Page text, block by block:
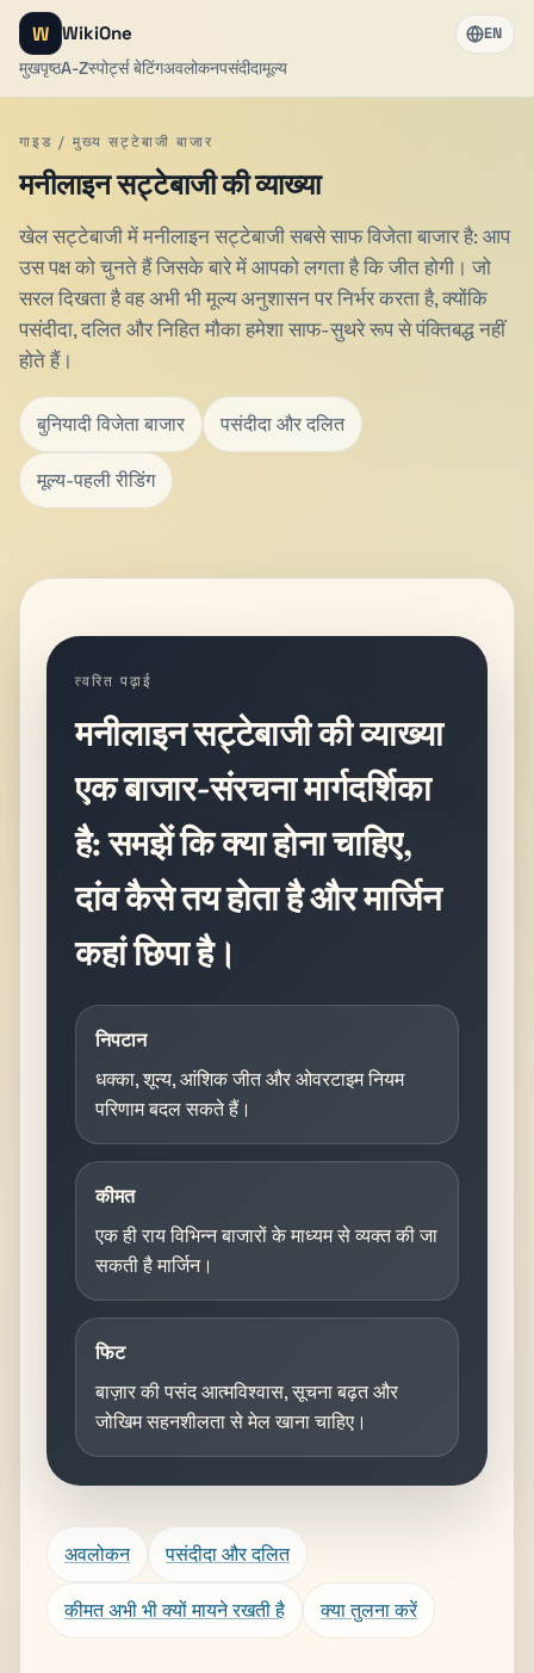
W WikiOne
मुखपृष्ठA-Zस्पोर्ट्स बेटिंगअवलोकनपसंदीदामूल्य
EN
गाइड / मुख्य सट्टेबाजी बाजार
मनीलाइन सट्टेबाजी की व्याख्या
खेल सट्टेबाजी में मनीलाइन सट्टेबाजी सबसे साफ विजेता बाजार है: आप
उस पक्ष को चुनते हैं जिसके बारे में आपको लगता है कि जीत होगी। जो
सरल दिखता है वह अभी भी मूल्य अनुशासन पर निर्भर करता है, क्योंकि
पसंदीदा, दलित और निहित मौका हमेशा साफ-सुथरे रूप से पंक्तिबद्ध नहीं
होते हैं।
बुनियादी विजेता बाजार पसंदीदा और दलित
मूल्य-पहली रीडिंग
त्वरित पढ़ाई
मनीलाइन सट्टेबाजी की व्याख्या
एक बाजार-संरचना मार्गदर्शिका
है: समझें कि क्या होना चाहिए,
दांव कैसे तय होता है और मार्जिन
कहां छिपा है।
निपटान
धक्का, शून्य, आंशिक जीत और ओवरटाइम नियम
परिणाम बदल सकते हैं।
कीमत
एक ही राय विभिन्न बाजारों के माध्यम से व्यक्त की जा
सकती है मार्जिन।
फिट
बाज़ार की पसंद आत्मविश्वास, सूचना बढ़त और
जोखिम सहनशीलता से मेल खाना चाहिए।
अवलोकन पसंदीदा और दलित
कीमत अभी भी क्यों मायने रखती है क्या तुलना करें